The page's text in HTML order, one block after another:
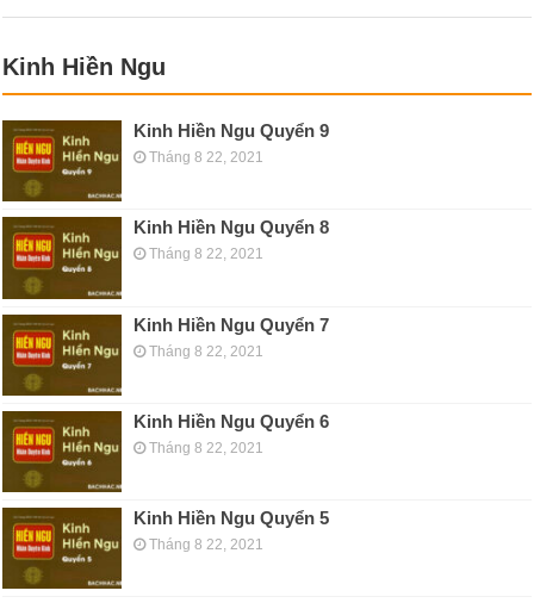
Kinh Hiền Ngu
Kinh Hiền Ngu Quyển 9
Tháng 8 22, 2021
Kinh Hiền Ngu Quyển 8
Tháng 8 22, 2021
Kinh Hiền Ngu Quyển 7
Tháng 8 22, 2021
Kinh Hiền Ngu Quyển 6
Tháng 8 22, 2021
Kinh Hiền Ngu Quyển 5
Tháng 8 22, 2021